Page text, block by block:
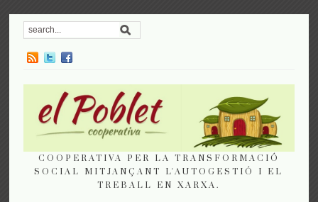
COOPERATIVA PER LA TRANSFORMACIÓ
SOCIAL MITJANÇANT L'AUTOGESTIÓ I EL
TREBALL EN XARXA.